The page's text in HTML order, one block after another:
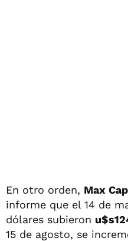
En otro orden, Max
informe que el 14 de
dólares subieron
15 de agosto, se